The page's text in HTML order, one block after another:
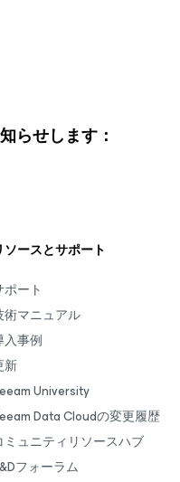
らせします：
ソースとサポート
ポート
術マニュアル
入事例
新
University
Data Cloudの変更履歴
ミュニティリソースハブ
フォーラム